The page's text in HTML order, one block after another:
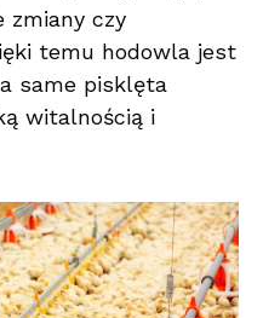
zmiany czy
temu hodowla jest
same pisklęta
witalnością i